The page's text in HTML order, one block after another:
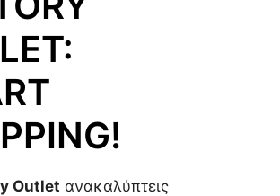
Outlet ανακαλύπτεις